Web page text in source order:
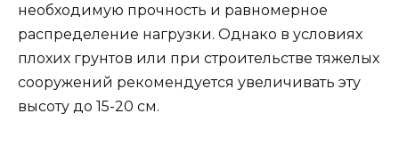
необходимую прочность и равномерное
распределение нагрузки. Однако в условиях
плохих грунтов или при строительстве тяжелых
сооружений рекомендуется увеличивать эту
высоту до 15-20 см.